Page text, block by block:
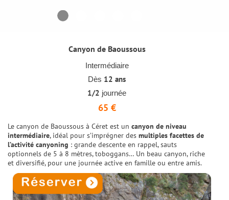
Canyon de Baoussous
Intermédiaire
Dès 12 ans
1/2 journée
65 €
Le canyon de Baoussous à Céret est un canyon de niveau
intermédiaire, idéal pour s’imprégner des multiples facettes de
l’activité canyoning : grande descente en rappel, sauts
optionnels de 5 à 8 mètres, toboggans… Un beau canyon, riche
et diversifié, pour une journée active en famille ou entre amis.